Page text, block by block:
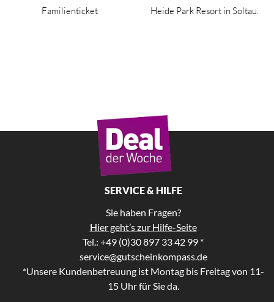
Familienticket
Heide Park Resort in Soltau.
SERVICE & HILFE
Sie haben Fragen?
Hier geht’s zur Hilfe-Seite
Tel.: +49 (0)30 897 33 42 99 *
service@gutscheinkompass.de
*Unsere Kundenbetreuung ist Montag bis Freitag von 11-
15 Uhr für Sie da.